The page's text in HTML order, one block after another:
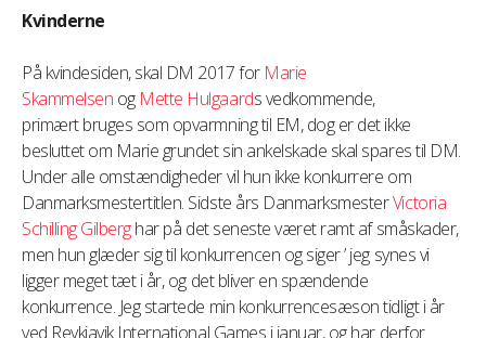
Kvinderne
På kvindesiden, skal DM 2017 for Marie
Skammelsen og Mette Hulgaards vedkommende,
primært bruges som opvarmning til EM, dog er det ikke
besluttet om Marie grundet sin ankelskade skal spares til DM.
Under alle omstændigheder vil hun ikke konkurrere om
Danmarksmestertitlen. Sidste års DanmarksmesterVictoria
Schilling Gilberghar på det seneste været ramt af småskader,
men hun glæder sig til konkurrencen og siger ’ jeg synes vi
ligger meget tæt i år, og det bliver en spændende
konkurrence. Jeg startede min konkurrencesæson tidligt i år
ved Reykjavik International Games i januar, og har derfor